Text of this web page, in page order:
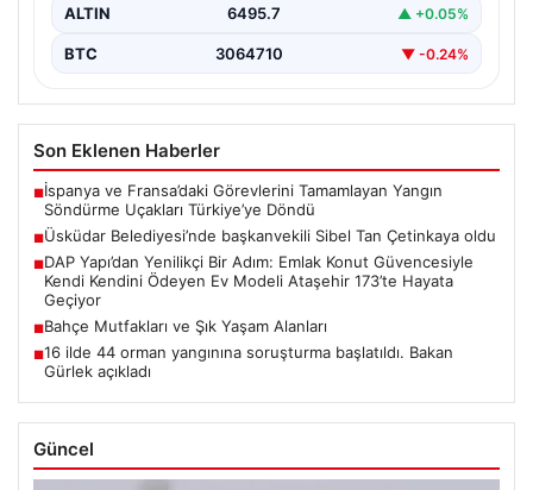
ALTIN 6495.7 ▲ +0.05%
BTC 3064710 ▼ -0.24%
Son Eklenen Haberler
■İspanya ve Fransa’daki Görevlerini Tamamlayan Yangın
Söndürme Uçakları Türkiye’ye Döndü
■Üsküdar Belediyesi’nde başkanvekili Sibel Tan Çetinkaya oldu
■DAP Yapı’dan Yenilikçi Bir Adım: Emlak Konut Güvencesiyle
Kendi Kendini Ödeyen Ev Modeli Ataşehir 173’te Hayata
Geçiyor
■Bahçe Mutfakları ve Şık Yaşam Alanları
■16 ilde 44 orman yangınına soruşturma başlatıldı. Bakan
Gürlek açıkladı
Güncel